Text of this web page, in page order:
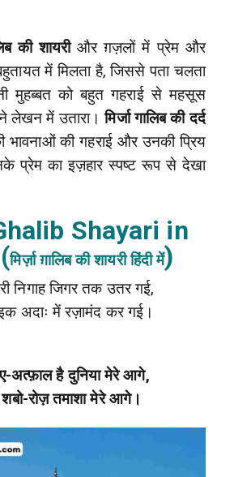
की शायरीऔर ग़ज़लों में प्रेम और
में मिलता है, जिससे पता चलता
मुहब्बत को बहुत गहराई से महसूस
लेखन में उतारा।मिर्जा गालिब की दर्द
की गहराई और उनकी प्रिय
प्रेम का इज़हार स्पष्ट रूप से देखा
Shayari in
मिर्ज़ा ग़ालिब की शायरी हिंदी में)
निगाह जिगर तक उतर गई,
अदाः में रज़ामंद कर गई।
ए-अत्फ़ाल है दुनिया मेरे आगे,
शबो-रोज़ तमाशा मेरे आगे।